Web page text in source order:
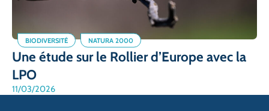
BIODIVERSITÉ NATURA 2000
Une étude sur le Rollier d’Europe avec la
LPO
11/03/2026